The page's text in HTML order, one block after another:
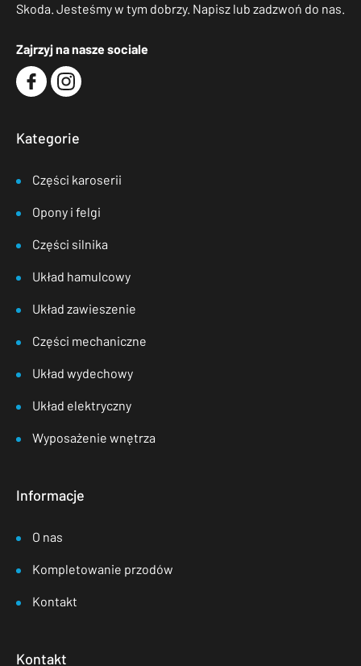
Skoda. Jesteśmy w tym dobrzy. Napisz lub zadzwoń do nas.
Zajrzyj na nasze sociale
Kategorie
Części karoserii
Opony i felgi
Części silnika
Układ hamulcowy
Układ zawieszenie
Części mechaniczne
Układ wydechowy
Układ elektryczny
Wyposażenie wnętrza
Informacje
O nas
Kompletowanie przodów
Kontakt
Kontakt